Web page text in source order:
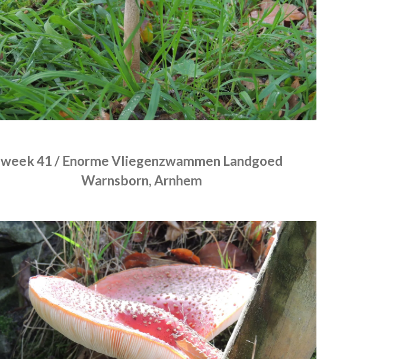
week 41 / Enorme Vliegenzwammen Landgoed
Warnsborn, Arnhem